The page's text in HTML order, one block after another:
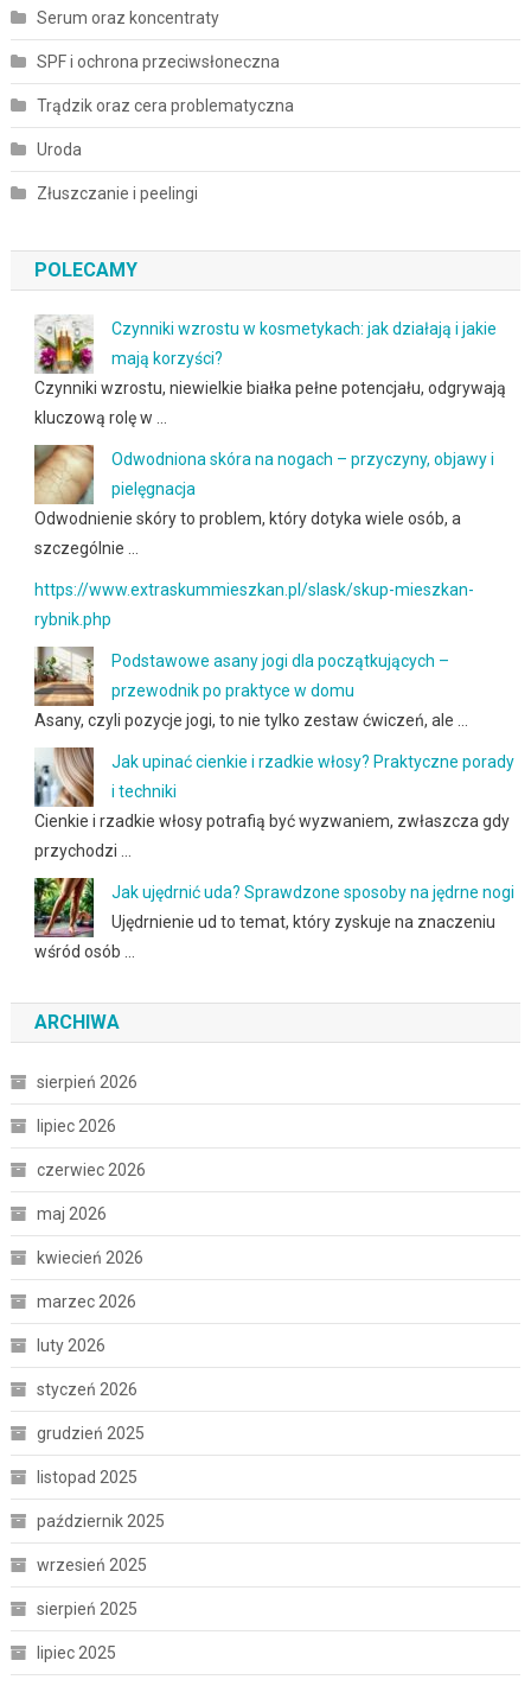
Serum oraz koncentraty
SPF i ochrona przeciwsłoneczna
Trądzik oraz cera problematyczna
Uroda
Złuszczanie i peelingi
POLECAMY
Czynniki wzrostu w kosmetykach: jak działają i jakie
mają korzyści?
Czynniki wzrostu, niewielkie białka pełne potencjału, odgrywają
kluczową rolę w …
Odwodniona skóra na nogach – przyczyny, objawy i
pielęgnacja
Odwodnienie skóry to problem, który dotyka wiele osób, a
szczególnie …
https://www.extraskummieszkan.pl/slask/skup-mieszkan-
rybnik.php
Podstawowe asany jogi dla początkujących –
przewodnik po praktyce w domu
Asany, czyli pozycje jogi, to nie tylko zestaw ćwiczeń, ale …
Jak upinać cienkie i rzadkie włosy? Praktyczne porady
i techniki
Cienkie i rzadkie włosy potrafią być wyzwaniem, zwłaszcza gdy
przychodzi …
Jak ujędrnić uda? Sprawdzone sposoby na jędrne nogi
Ujędrnienie ud to temat, który zyskuje na znaczeniu
wśród osób …
ARCHIWA
sierpień 2026
lipiec 2026
czerwiec 2026
maj 2026
kwiecień 2026
marzec 2026
luty 2026
styczeń 2026
grudzień 2025
listopad 2025
październik 2025
wrzesień 2025
sierpień 2025
lipiec 2025